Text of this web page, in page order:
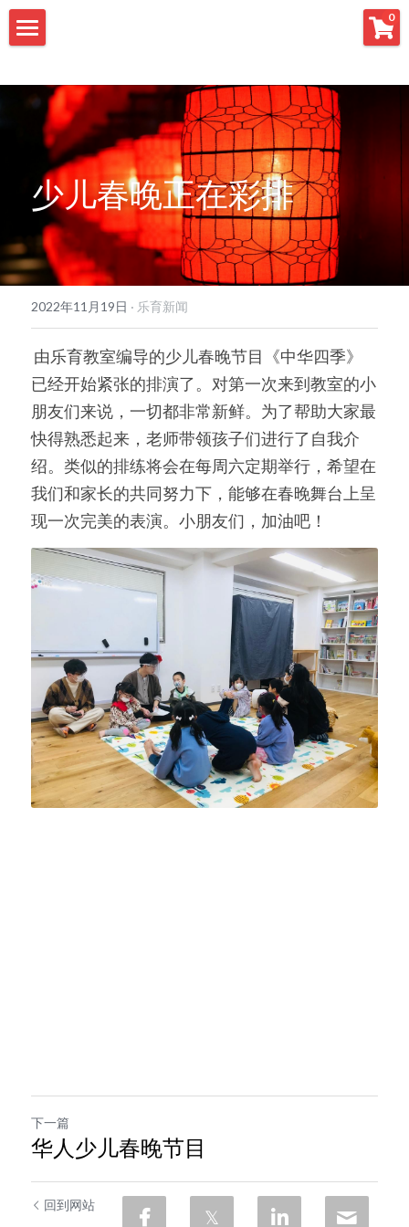
0
国际教育
赴日留学
国际合作学校
短期游学
日本足球青训
语学教室
乐育中文
学生募集
ダウンロード
人才派遣
日中翻译
联系我们
少儿春晚正在彩排
2022年11月19日 · 乐育新闻
已经开始紧张的排演了。对第一次来到教室的小
朋友们来说，一切都非常新鲜。为了帮助大家最
快得熟悉起来，老师带领孩子们进行了自我介
绍。类似的排练将会在每周六定期举行，希望在
我们和家长的共同努力下，能够在春晚舞台上呈
现一次完美的表演。小朋友们，加油吧！
下一篇
华人少儿春晚节目
回到网站
×
所有商品分类